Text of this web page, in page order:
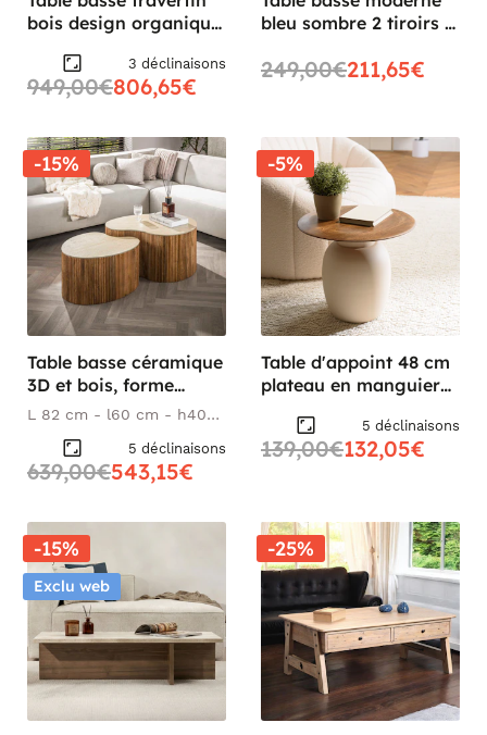
bois design organique
3 déclinaisons
949,00€806,65€
bleu sombre 2 tiroirs 2
249,00€211,65€
-15%
Table basse céramique
3D et bois, forme
organique (x2)
L 82 cm - l60 cm - h40
5 déclinaisons
639,00€543,15€
-5%
Table d'appoint 48 cm
plateau en manguier
5 déclinaisons
139,00€132,05€
-15%
Exclu web
-25%